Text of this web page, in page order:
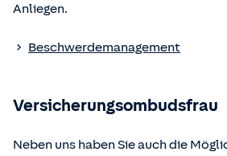
Die berufsrechtlichen Regelungen
eingesehen und abgerufen werden.
Anliegen.
Beschwerdemanagement
Versicherungsombudsfrau
Neben uns haben Sie auch die